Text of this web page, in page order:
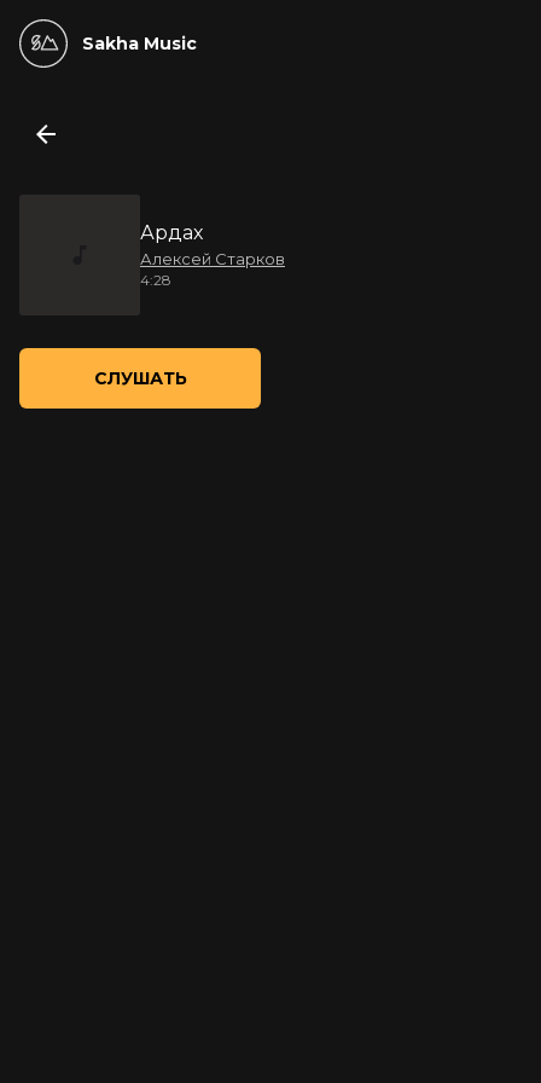
Sakha Music
Ардах
Алексей Старков
4:28
СЛУШАТЬ